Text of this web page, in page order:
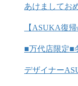
あけましてお
【ASUKA復帰
■万代店限定■
デザイナー